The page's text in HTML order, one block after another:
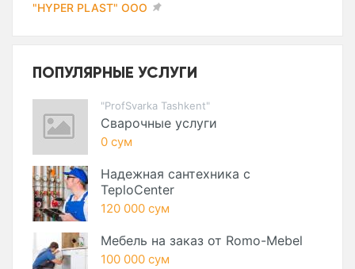
"HYPER PLAST" ООО
ПОПУЛЯРНЫЕ УСЛУГИ
"ProfSvarka Tashkent"
Сварочные услуги
0 сум
Надежная сантехника с
TeploCenter
120 000 сум
Мебель на заказ от Romo-Mebel
100 000 сум